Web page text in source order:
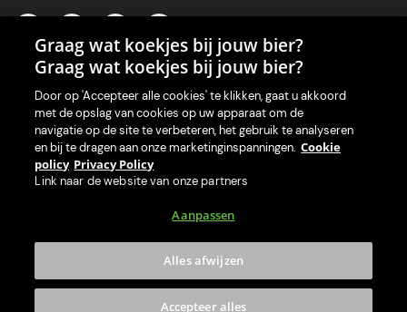
Onze app voor je machine
© 2026 PerfectDraft Limited. Alle rechten voorbehouden.
Graag wat koekjes bij jouw bier?
Graag wat koekjes bij jouw bier?
Door op 'Accepteer alle cookies' te klikken, gaat u akkoord
met de opslag van cookies op uw apparaat om de
navigatie op de site te verbeteren, het gebruik te analyseren
en bij te dragen aan onze marketinginspanningen. Cookie
policy Privacy Policy
Link naar de website van onze partners
Aanpassen
Alles afwijzen
Accepteer alles